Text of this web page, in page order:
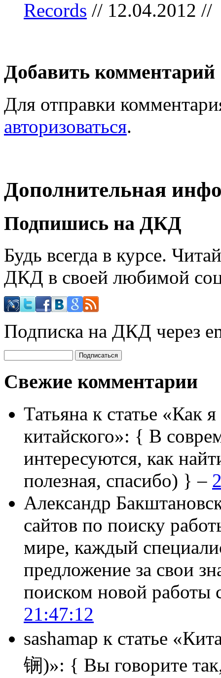
Records // 12.04.2012 //
Добавить комментарий
Для отправки
авторизоваться.
Дополнительная
Подпишись на ДКД
Будь всегда в курсе.
ДКД в своей любимой
Подписка на ДКД через
Свежие комментарии
Татьяна к статье «Как
китайского»: { В
интересуются, как
полезная, спасибо) } –
Александр
сайтов по поиску
мире, каждый
предложение за свои
поиском новой
21:47:12
sashamap к статье
锎)»: { Вы говорите